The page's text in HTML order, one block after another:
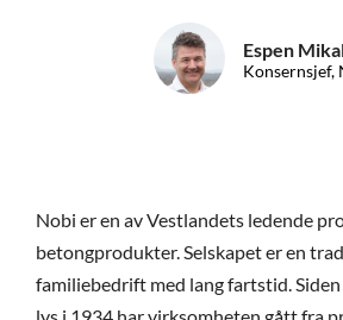
Espen
Konsernsjef,
Nobi er en av Vestlandets ledende
betongprodukter. Selskapet er en
familiebedrift med lang fartstid. Siden